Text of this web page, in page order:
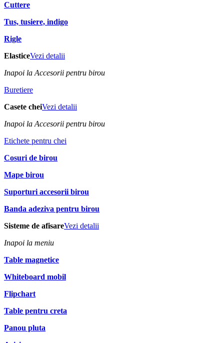
Cuttere
Tus, tusiere, indigo
Rigle
ElasticeVezi detalii
Inapoi la Accesorii pentru birou
Buretiere
Casete cheiVezi detalii
Inapoi la Accesorii pentru birou
Etichete pentru chei
Cosuri de birou
Mape birou
Suporturi accesorii birou
Banda adeziva pentru birou
Sisteme de afisareVezi detalii
Inapoi la meniu
Table magnetice
Whiteboard mobil
Flipchart
Table pentru creta
Panou pluta